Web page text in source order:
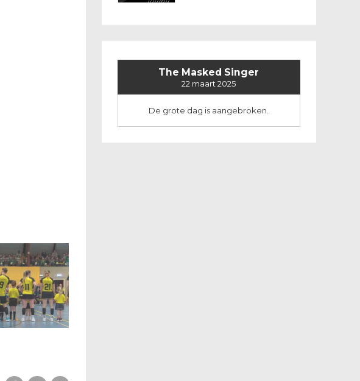
The Masked Singer
22 maart 2025
De grote dag is aangebroken.